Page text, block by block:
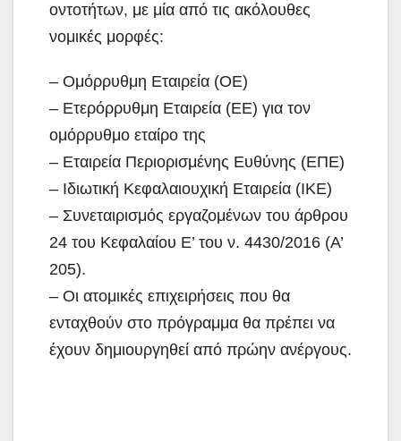
οντοτήτων, με μία από τις ακόλουθες
νομικές μορφές:
– Ομόρρυθμη Εταιρεία (ΟΕ)
– Ετερόρρυθμη Εταιρεία (ΕΕ) για τον
ομόρρυθμο εταίρο της
– Εταιρεία Περιορισμένης Ευθύνης (ΕΠΕ)
– Ιδιωτική Κεφαλαιουχική Εταιρεία (ΙΚΕ)
– Συνεταιρισμός εργαζομένων του άρθρου
24 του Κεφαλαίου Ε’ του ν. 4430/2016 (Α’
205).
– Οι ατομικές επιχειρήσεις που θα
ενταχθούν στο πρόγραμμα θα πρέπει να
έχουν δημιουργηθεί από πρώην ανέργους.